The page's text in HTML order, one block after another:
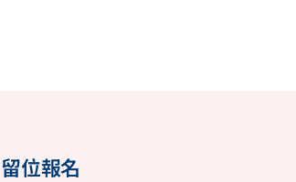
位報名